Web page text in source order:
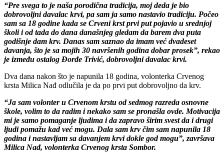
“Pre svega to je naša porodična tradicija, moj deda je bio
dobrovoljni davalac krvi, pa sam ja samo nastavio tradiciju. Počeo
sam sa 18 godine kada se Crveni krst prvi put pojavio u srednjoj
školi i od tada do dana današnjeg gledam da barem dva puta
godišnje dam krv. Danas sam saznao da imam već dvadeset
davanja, što je sa mojih 30 navršenih godina dobar prosek”, rekao
je između ostalog Đorđe Trivić, dobrovoljni davalac krvi.
Dva dana nakon što je napunila 18 godina, volonterka Crvenog
krsta Milica Nađ odlučila je da po prvi put dobrovoljno da krv.
“Ja sam volonter u Crvenom krstu od sedmog razreda osnovne
škole, volim to da radim i nekako sam se pronašla ovde. Motivacija
mi je samo pomaganje ljudima i da zapravo širim svest da i drugi
ljudi pomažu kad već mogu. Dala sam krv čim sam napunila 18
godina i nastavljam sa davanjem krvi dokle god mogu”, završava
Milica Nađ, volonterka Crvenog krsta Sombor.